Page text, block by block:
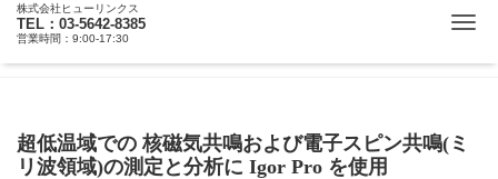
株式会社ヒューリンクス
TEL：03-5642-8385
営業時間：9:00-17:30
超低温域での 核磁気共鳴および電子スピン共鳴(ミ
リ波領域)の測定と分析に Igor Pro を使用